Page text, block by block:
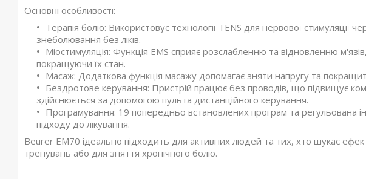
Основні особливості:
Терапія болю: Використовує технології TENS для нервової стимуляції
знеболювання без ліків.
Міостимуляція: Функція EMS сприяє розслабленню та відновленню
покращуючи їх стан.
Масаж: Додаткова функція масажу допомагає зняти напругу та
Бездротове керування: Пристрій працює без проводів, що підвищує
здійснюється за допомогою пульта дистанційного керування.
Програмування: 19 попередньо встановлених програм та регульована
підходу до лікування.
Beurer EM70 ідеально підходить для активних людей та тих, хто шукає
тренувань або для зняття хронічного болю.